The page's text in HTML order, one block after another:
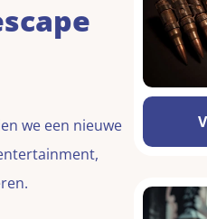
we een nieuwe